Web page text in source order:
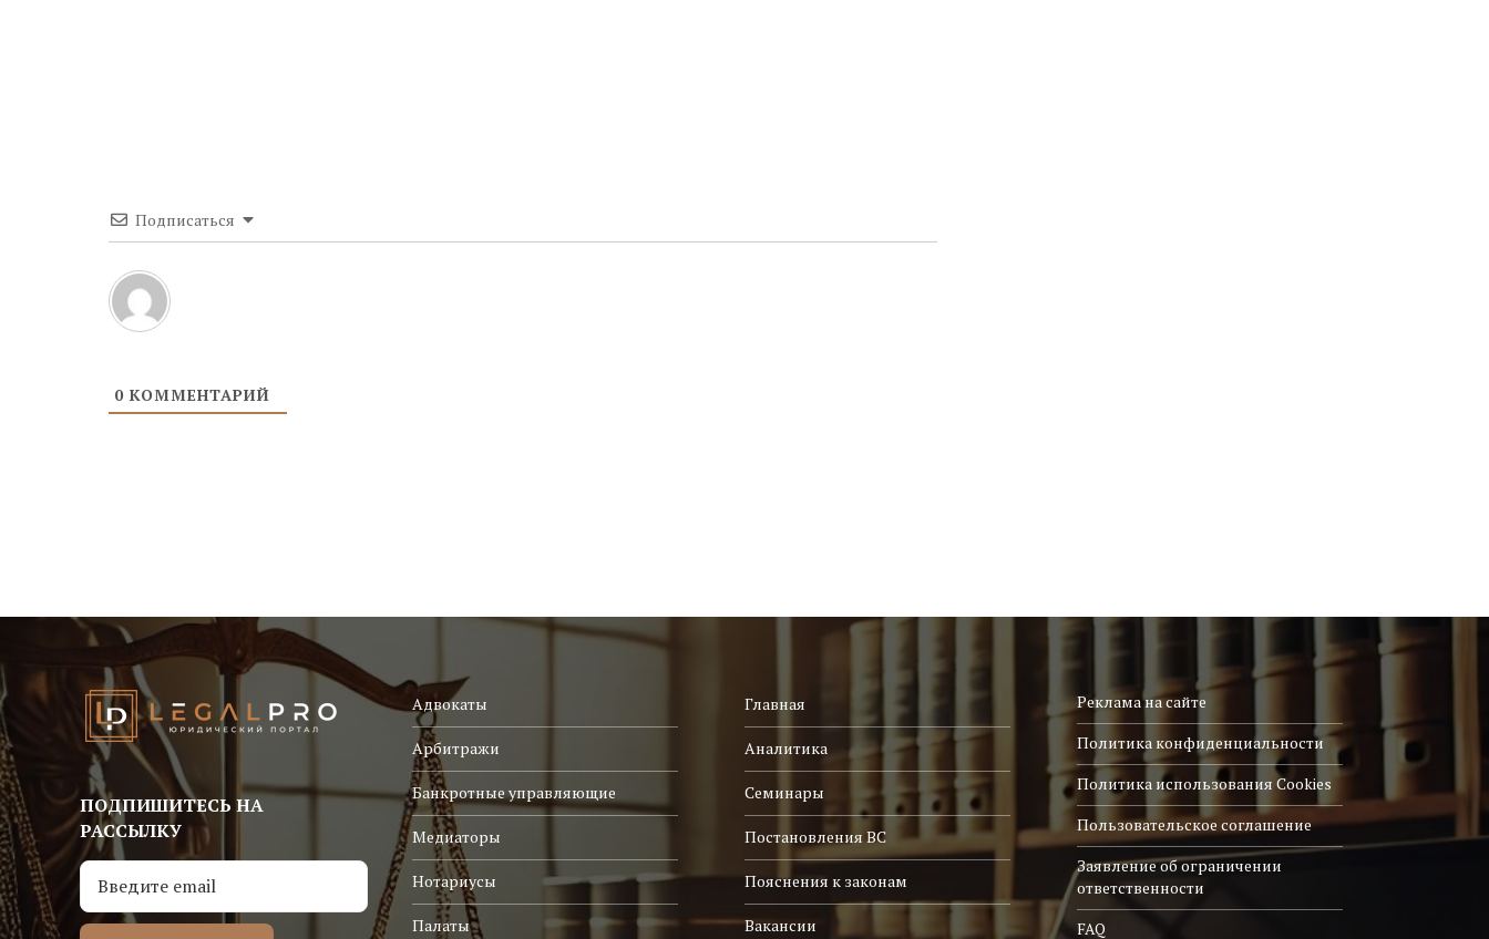
Подписаться
0 КОММЕНТАРИЙ
ПОДПИШИТЕСЬ НА
РАССЫЛКУ
Адвокаты
Арбитражи
Банкротные управляющие
Медиаторы
Нотариусы
Палаты
Главная
Аналитика
Семинары
Постановления ВС
Пояснения к законам
Вакансии
Реклама на сайте
Политика конфиденциальности
Политика использования Cookies
Пользовательское соглашение
Заявление об ограничении
ответственности
FAQ